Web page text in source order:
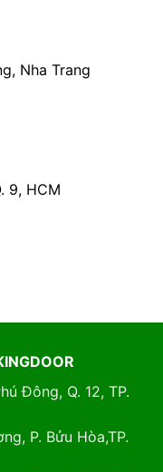
Nha Trang
9, HCM
Đông, Q. 12, TP.
P. Bửu Hòa,TP.